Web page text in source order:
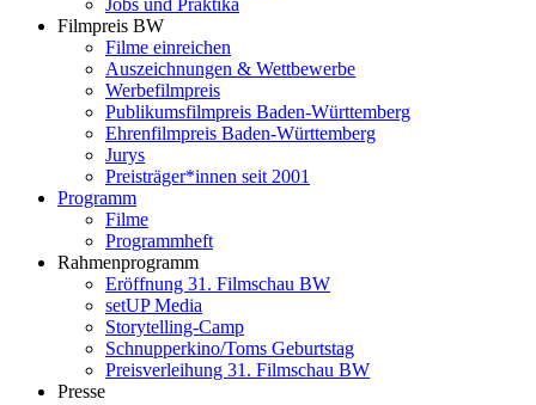
Filmpreis BW
Filme einreichen
Auszeichnungen & Wettbewerbe
Werbefilmpreis
Publikumsfilmpreis Baden-Württemberg
Ehrenfilmpreis Baden-Württemberg
Jurys
Preisträger*innen seit 2001
Programm
Filme
Programmheft
Rahmenprogramm
Eröffnung 31. Filmschau BW
setUP Media
Storytelling-Camp
Schnupperkino/Toms Geburtstag
Preisverleihung 31. Filmschau BW
Presse